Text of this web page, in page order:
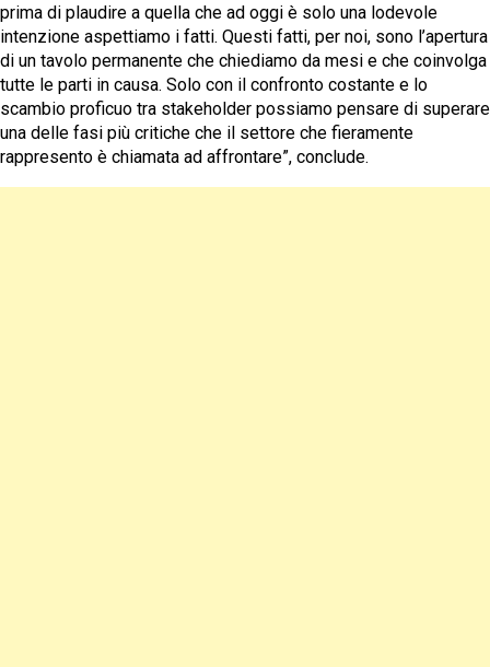
prima di plaudire a quella che ad oggi è solo una lodevole
intenzione aspettiamo i fatti. Questi fatti, per noi, sono l’apertura
di un tavolo permanente che chiediamo da mesi e che coinvolga
tutte le parti in causa. Solo con il confronto costante e lo
scambio proficuo tra stakeholder possiamo pensare di superare
una delle fasi più critiche che il settore che fieramente
rappresento è chiamata ad affrontare”, conclude.